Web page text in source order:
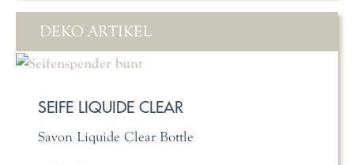
DEKO ARTIKEL
SEIFE LIQUIDE CLEAR
Savon Liquide Clear Bottle